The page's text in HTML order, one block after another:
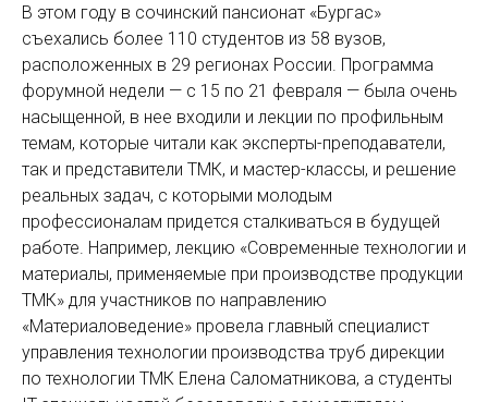
В этом году в сочинский пансио­нат «Бургас»
съехались более 110 студентов из 58 вузов,
расположенных в 29 регионах ­России. Программа
форумной недели — с 15 по 21 февраля — была очень
насыщенной, в нее входили и лекции по профильным
темам, которые читали как эксперты-преподаватели,
так и представители ТМК, и мастер-классы, и решение
реальных задач, с которыми молодым
профессионалам придется сталкиваться в будущей
работе. Например, лекцию «Современные технологии и
материалы, применяемые при производстве продукции
ТМК» для участников по направлению
«Материаловедение» провела главный специалист
управления технологии производства труб дирекции
по технологии ТМК Елена Саломатникова, а студенты